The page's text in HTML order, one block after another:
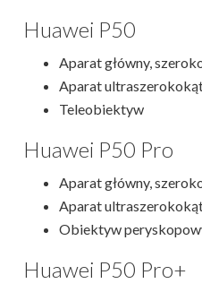
Huawei P50
Aparat główny,
Aparat
Teleobiektyw
Huawei P50 Pro
Aparat główny,
Aparat
Obiektyw
Huawei P50 Pro+